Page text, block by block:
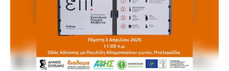
Προσκλήσεις
Αποφάσεις
Τηλέφωνα